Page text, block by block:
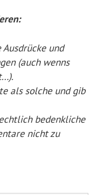
und
(auch wenns
als solche und gib
bedenkliche
nicht zu